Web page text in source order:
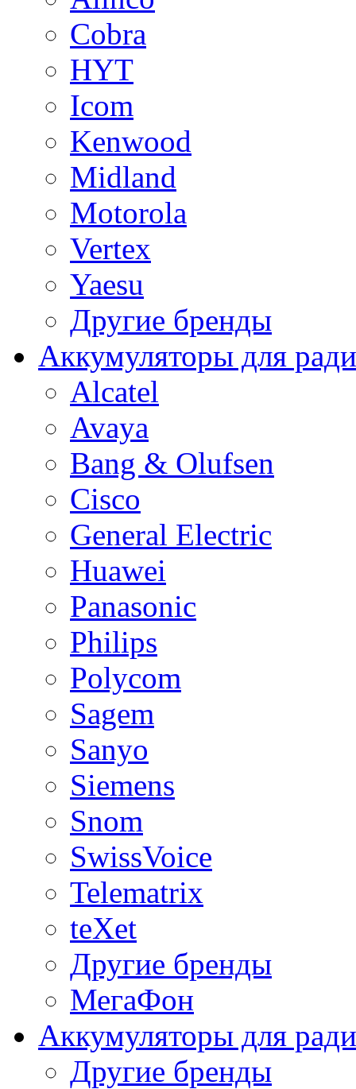
Cobra
HYT
Icom
Kenwood
Midland
Motorola
Vertex
Yaesu
Другие бренды
Аккумуляторы для
Alcatel
Avaya
Bang & Olufsen
Cisco
General Electric
Huawei
Panasonic
Philips
Polycom
Sagem
Sanyo
Siemens
Snom
SwissVoice
Telematrix
teXet
Другие бренды
МегаФон
Аккумуляторы для
Другие бренды